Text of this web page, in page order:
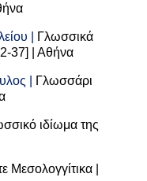
|
Γλωσσικά
2-37] | Αθήνα
|
Γλωσσάρι
ιδίωμα της
Μεσολογγίτικα |